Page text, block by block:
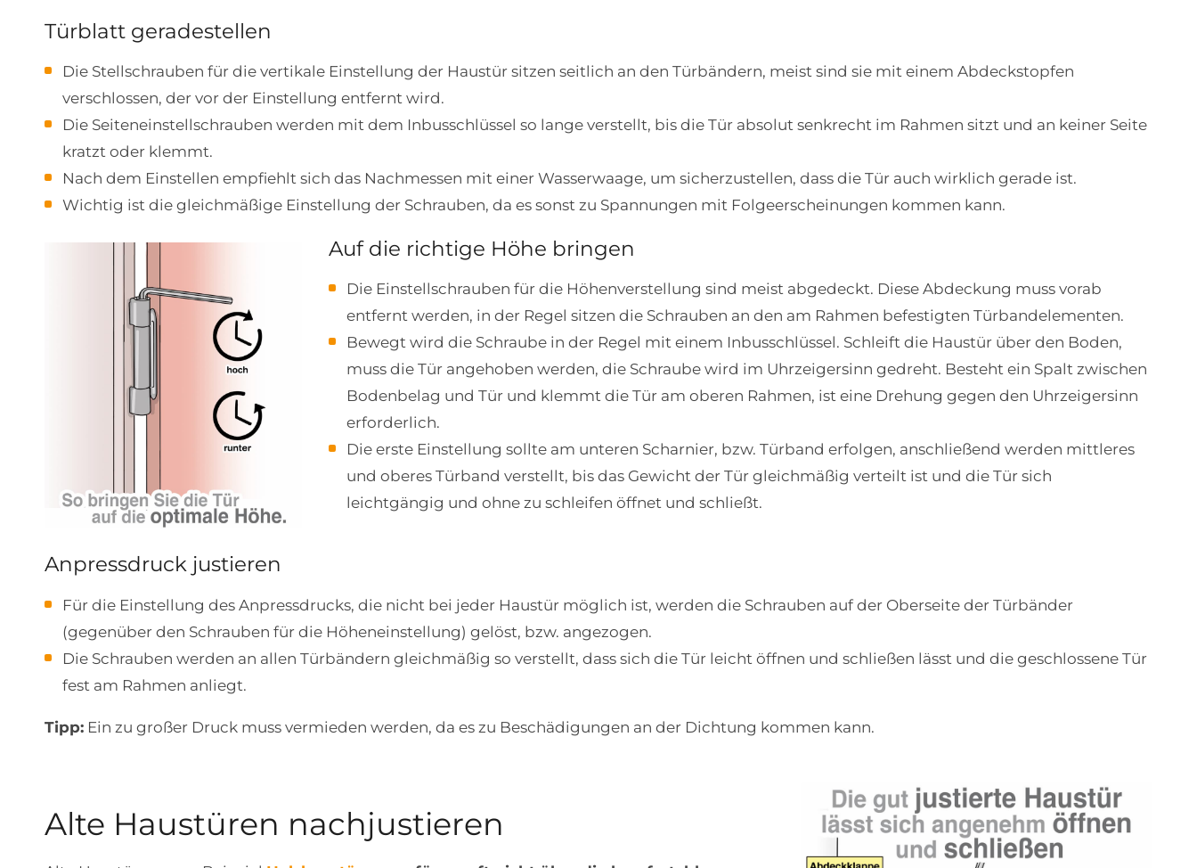
Türblatt geradestellen
Die Stellschrauben für die vertikale Einstellung der Haustür sitzen seitlich an den Türbändern, meist sind sie mit einem Abdeckstopfen
verschlossen, der vor der Einstellung entfernt wird.
Die Seiteneinstellschrauben werden mit dem Inbusschlüssel so lange verstellt, bis die Tür absolut senkrecht im Rahmen sitzt und an keiner Seite
kratzt oder klemmt.
Nach dem Einstellen empfiehlt sich das Nachmessen mit einer Wasserwaage, um sicherzustellen, dass die Tür auch wirklich gerade ist.
Wichtig ist die gleichmäßige Einstellung der Schrauben, da es sonst zu Spannungen mit Folgeerscheinungen kommen kann.
Auf die richtige Höhe bringen
Die Einstellschrauben für die Höhenverstellung sind meist abgedeckt. Diese Abdeckung muss vorab
entfernt werden, in der Regel sitzen die Schrauben an den am Rahmen befestigten Türbandelementen.
Bewegt wird die Schraube in der Regel mit einem Inbusschlüssel. Schleift die Haustür über den Boden,
muss die Tür angehoben werden, die Schraube wird im Uhrzeigersinn gedreht. Besteht ein Spalt zwischen
Bodenbelag und Tür und klemmt die Tür am oberen Rahmen, ist eine Drehung gegen den Uhrzeigersinn
erforderlich.
Die erste Einstellung sollte am unteren Scharnier, bzw. Türband erfolgen, anschließend werden mittleres
und oberes Türband verstellt, bis das Gewicht der Tür gleichmäßig verteilt ist und die Tür sich
leichtgängig und ohne zu schleifen öffnet und schließt.
Anpressdruck justieren
Für die Einstellung des Anpressdrucks, die nicht bei jeder Haustür möglich ist, werden die Schrauben auf der Oberseite der Türbänder
(gegenüber den Schrauben für die Höheneinstellung) gelöst, bzw. angezogen.
Die Schrauben werden an allen Türbändern gleichmäßig so verstellt, dass sich die Tür leicht öffnen und schließen lässt und die geschlossene Tür
fest am Rahmen anliegt.
Tipp: Ein zu großer Druck muss vermieden werden, da es zu Beschädigungen an der Dichtung kommen kann.
Alte Haustüren nachjustieren